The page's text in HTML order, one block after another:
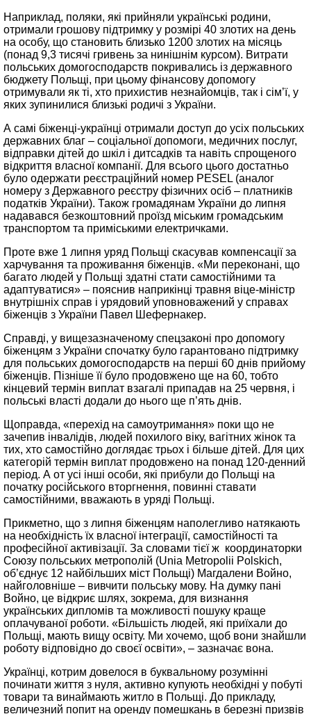
Наприклад, поляки, які прийняли українські родини,
отримали грошову підтримку у розмірі 40 злотих на день
на особу, що становить близько 1200 злотих на місяць
(понад 9,3 тисячі гривень за нинішнім курсом). Витрати
польських домогосподарств покривались із державного
бюджету Польщі, при цьому фінансову допомогу
отримували як ті, хто прихистив незнайомців, так і сім’ї, у
яких зупинилися близькі родичі з України.
А самі біженці-українці отримали доступ до усіх польських
державних благ – соціальної допомоги, медичних послуг,
відправки дітей до шкіл і дитсадків та навіть спрощеного
відкриття власної компанії. Для всього цього достатньо
було одержати реєстраційний номер PESEL (аналог
номеру з Державного реєстру фізичних осіб – платників
податків України). Також громадянам України до липня
надавався безкоштовний проїзд міським громадським
транспортом та приміськими електричками.
Проте вже 1 липня уряд Польщі скасував компенсації за
харчування та проживання біженців. «Ми переконані, що
багато людей у Польщі здатні стати самостійними та
адаптуватися» – пояснив наприкінці травня віце-міністр
внутрішніх справ і урядовий уповноважений у справах
біженців з України Павел Шефернакер.
Справді, у вищезазначеному спецзаконі про допомогу
біженцям з України спочатку було гарантовано підтримку
для польських домогосподарств на перші 60 днів прийому
біженців. Пізніше її було продовжено ще на 60, тобто
кінцевий термін виплат взагалі припадав на 25 червня, і
польські власті додали до нього ще п’ять днів.
Щоправда, «перехід на самоутримання» поки що не
зачепив інвалідів, людей похилого віку, вагітних жінок та
тих, хто самостійно доглядає трьох і більше дітей. Для цих
категорій термін виплат продовжено на понад 120-денний
період. А от усі інші особи, які прибули до Польщі на
початку російського вторгнення, повинні ставати
самостійними, вважають в уряді Польщі.
Прикметно, що з липня біженцям наполегливо натякають
на необхідність їх власної інтеграції, самостійності та
професійної активізації. За словами тієї ж координаторки
Союзу польських метрополій (Unia Metropolii Polskich,
об’єднує 12 найбільших міст Польщі) Магдалени Войно,
найголовніше – вивчити польську мову. На думку пані
Войно, це відкриє шлях, зокрема, для визнання
українських дипломів та можливості пошуку краще
оплачуваної роботи. «Більшість людей, які приїхали до
Польщі, мають вищу освіту. Ми хочемо, щоб вони знайшли
роботу відповідно до своєї освіти», – зазначає вона.
Українці, котрим довелося в буквальному розумінні
починати життя з нуля, активно купують необхідні у побуті
товари та винаймають житло в Польщі. До прикладу,
величезний попит на оренду помешкань в березні призвів